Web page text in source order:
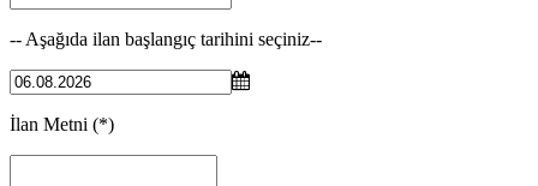
-- Aşağıda ilan başlangıç tarihini seçiniz--
İlan Metni (*)